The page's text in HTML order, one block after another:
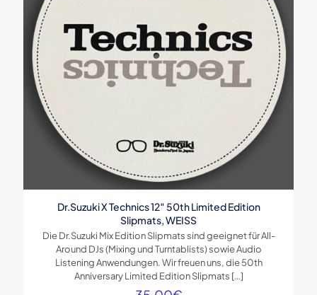
Dr.Suzuki X Technics 12″ 50th Limited Edition
Slipmats, WEISS
Die Dr.Suzuki Mix Edition Slipmats sind geeignet für All-
Around DJs (Mixing und Turntablists) sowie Audio
Listening Anwendungen. Wir freuen uns, die 50th
Anniversary Limited Edition Slipmats […]